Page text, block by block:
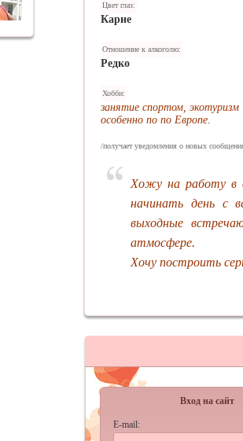
Цвет глаз:
Карие
Отношение к алкоголю:
Редко
Хобби:
занятие спортом, экотуризм
особенно по по Европе.
/получает уведомления о новых
Хожу на работу в
начинать день с
выходные
атмосфере.
Хочу построить
Вход на сайт
E-mail: